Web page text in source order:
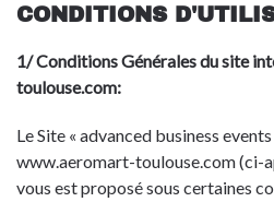
CONDITIONS
1/ Conditions Générales du site
toulouse.com:
Le Site « advanced business
www.aeromart-toulouse.com (ci-
vous est proposé sous certaines